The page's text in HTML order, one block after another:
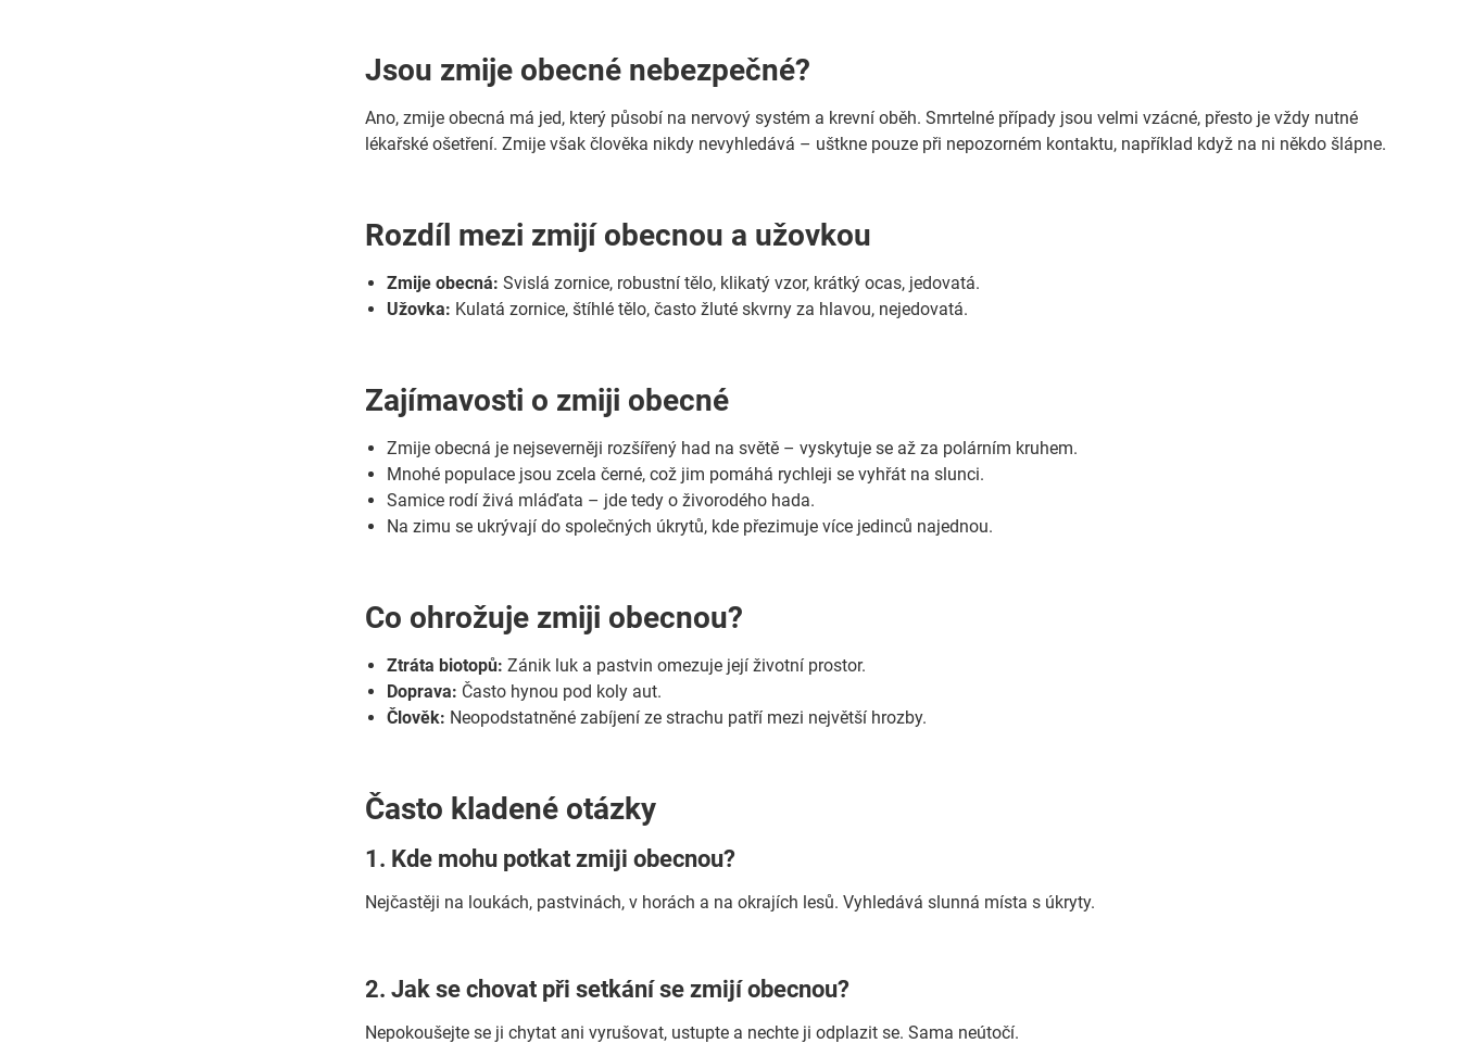
Jsou zmije obecné nebezpečné?
Ano, zmije obecná má jed, který působí na nervový systém a krevní oběh. Smrtelné případy jsou velmi vzácné, přesto je vždy nutné
lékařské ošetření. Zmije však člověka nikdy nevyhledává – uštkne pouze při nepozorném kontaktu, například když na ni někdo šlápne.
Rozdíl mezi zmijí obecnou a užovkou
Zmije obecná: Svislá zornice, robustní tělo, klikatý vzor, krátký ocas, jedovatá.
Užovka: Kulatá zornice, štíhlé tělo, často žluté skvrny za hlavou, nejedovatá.
Zajímavosti o zmiji obecné
Zmije obecná je nejseverněji rozšířený had na světě – vyskytuje se až za polárním kruhem.
Mnohé populace jsou zcela černé, což jim pomáhá rychleji se vyhřát na slunci.
Samice rodí živá mláďata – jde tedy o živorodého hada.
Na zimu se ukrývají do společných úkrytů, kde přezimuje více jedinců najednou.
Co ohrožuje zmiji obecnou?
Ztráta biotopů: Zánik luk a pastvin omezuje její životní prostor.
Doprava: Často hynou pod koly aut.
Člověk: Neopodstatněné zabíjení ze strachu patří mezi největší hrozby.
Často kladené otázky
1. Kde mohu potkat zmiji obecnou?
Nejčastěji na loukách, pastvinách, v horách a na okrajích lesů. Vyhledává slunná místa s úkryty.
2. Jak se chovat při setkání se zmijí obecnou?
Nepokoušejte se ji chytat ani vyrušovat, ustupte a nechte ji odplazit se. Sama neútočí.